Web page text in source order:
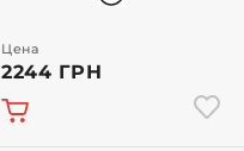
Цена
2244 ГРН